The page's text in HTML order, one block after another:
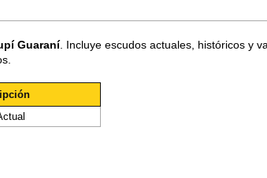
Guaraní. Incluye escudos actuales, históricos y